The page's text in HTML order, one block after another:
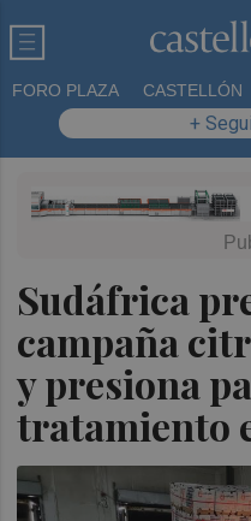
FORO PLAZA CASTELLÓN
+
Sudáfrica
campaña
y presiona
tratamiento